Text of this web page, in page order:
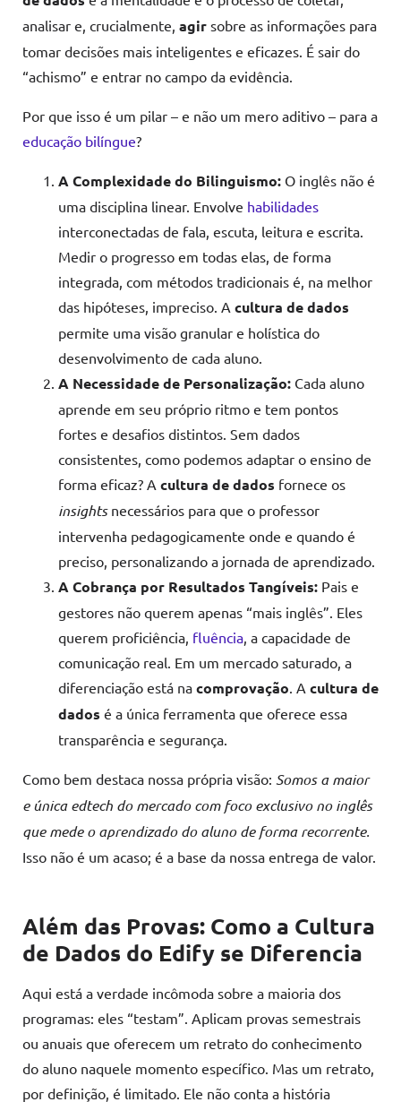
analisar e, crucialmente, agir sobre as informações para
tomar decisões mais inteligentes e eficazes. É sair do
“achismo” e entrar no campo da evidência.
Por que isso é um pilar – e não um mero aditivo – para a
educação bilíngue?
A Complexidade do Bilinguismo: O inglês não é
uma disciplina linear. Envolve habilidades
interconectadas de fala, escuta, leitura e escrita.
Medir o progresso em todas elas, de forma
integrada, com métodos tradicionais é, na melhor
das hipóteses, impreciso. A cultura de dados
permite uma visão granular e holística do
desenvolvimento de cada aluno.
A Necessidade de Personalização: Cada aluno
aprende em seu próprio ritmo e tem pontos
fortes e desafios distintos. Sem dados
consistentes, como podemos adaptar o ensino de
forma eficaz? A cultura de dados fornece os
insightsnecessários para que o professor
intervenha pedagogicamente onde e quando é
preciso, personalizando a jornada de aprendizado.
A Cobrança por Resultados Tangíveis: Pais e
gestores não querem apenas “mais inglês”. Eles
querem proficiência, fluência , a capacidade de
comunicação real. Em um mercado saturado, a
diferenciação está na comprovação . A cultura de
dados é a única ferramenta que oferece essa
transparência e segurança.
Como bem destaca nossa própria visão: Somos a maior
e única edtech do mercado com foco exclusivo no inglês
que mede o aprendizado do aluno de forma recorrente.
Isso não é um acaso; é a base da nossa entrega de valor.
Além das Provas: Como a Cultura
de Dados do Edify se Diferencia
Aqui está a verdade incômoda sobre a maioria dos
programas: eles “testam”. Aplicam provas semestrais
ou anuais que oferecem um retrato do conhecimento
do aluno naquele momento específico. Mas um retrato,
por definição, é limitado. Ele não conta a história